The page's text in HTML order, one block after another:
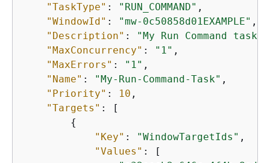
"TaskType" : "RUN_COMMAND" ,
"WindowId" : "mw-0c50858d01EXAMPLE" ,
"Description" :
"My Run Command
"MaxConcurrency" : "1" ,
"MaxErrors" : "1" ,
"Name" : "My-Run-Command-Task" ,
"Priority" : 10 ,
"Targets" : [
{
"Key" : "WindowTargetIds" ,
"Values" : [